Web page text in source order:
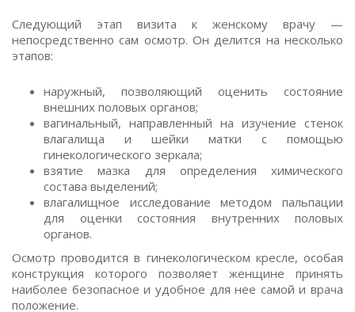
Следующий этап визита к женскому врачу —
непосредственно сам осмотр. Он делится на несколько
этапов:
наружный, позволяющий оценить состояние
внешних половых органов;
вагинальный, направленный на изучение стенок
влагалища и шейки матки с помощью
гинекологического зеркала;
взятие мазка для определения химического
состава выделений;
влагалищное исследование методом пальпации
для оценки состояния внутренних половых
органов.
Осмотр проводится в гинекологическом кресле, особая
конструкция которого позволяет женщине принять
наиболее безопасное и удобное для нее самой и врача
положение.